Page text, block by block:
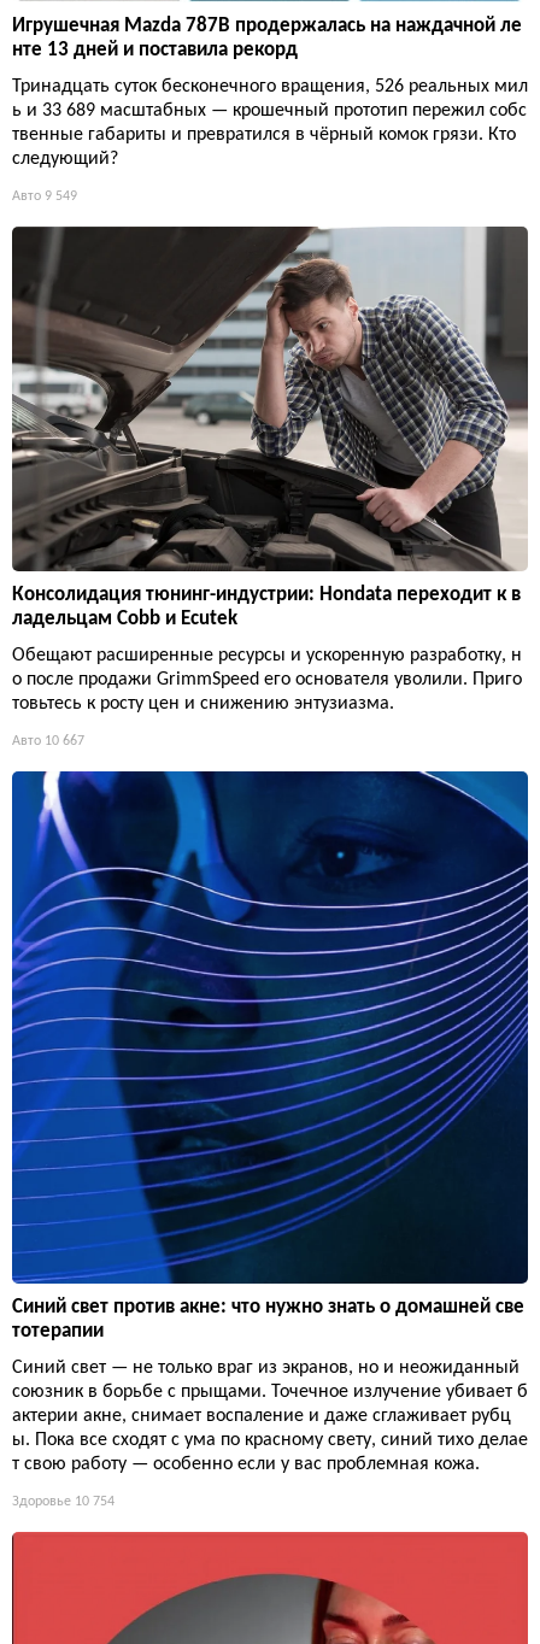
Игрушечная Mazda 787B продержалась на наждачной ле
нте 13 дней и поставила рекорд
Тринадцать суток бесконечного вращения, 526 реальных мил
ь и 33 689 масштабных — крошечный прототип пережил собс
твенные габариты и превратился в чёрный комок грязи. Кто
следующий?
Авто 9 549
Консолидация тюнинг-индустрии: Hondata переходит к в
ладельцам Cobb и Ecutek
Обещают расширенные ресурсы и ускоренную разработку, н
о после продажи GrimmSpeed его основателя уволили. Приго
товьтесь к росту цен и снижению энтузиазма.
Авто 10 667
Синий свет против акне: что нужно знать о домашней све
тотерапии
Синий свет — не только враг из экранов, но и неожиданный
союзник в борьбе с прыщами. Точечное излучение убивает б
актерии акне, снимает воспаление и даже сглаживает рубц
ы. Пока все сходят с ума по красному свету, синий тихо делае
т свою работу — особенно если у вас проблемная кожа.
Здоровье 10 754